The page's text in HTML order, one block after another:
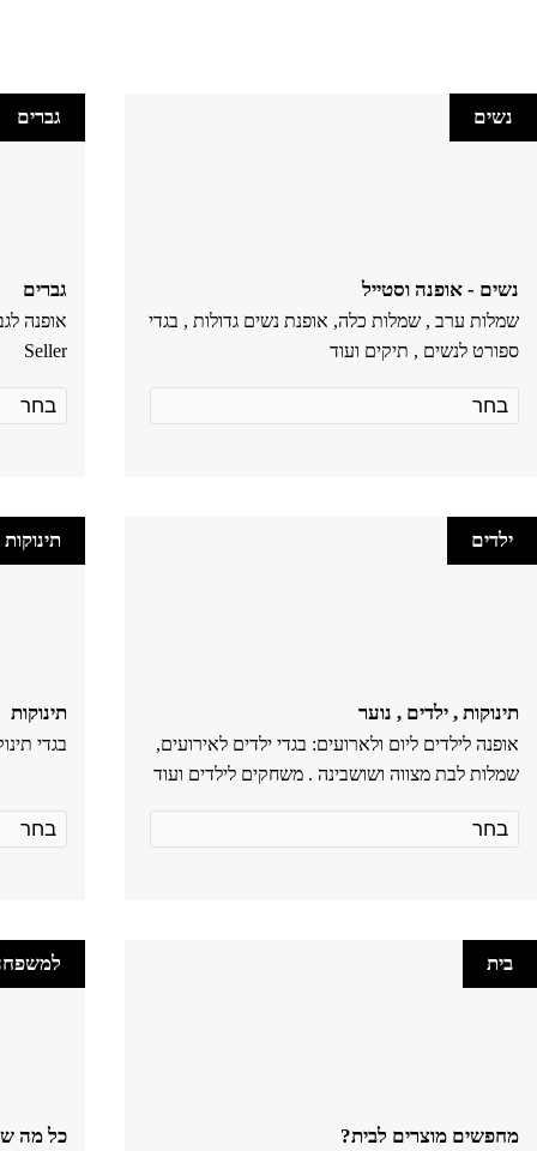
נשים
נשים - אופנה וסטייל
שמלות ערב , שמלות כלה, אופנת נשים גדולות , בגדי
ספורט לנשים , תיקים ועוד
גברים
גברים
Seller
ילדים
תינוקות , ילדים , נוער
אופנה לילדים ליום ולארועים: בגדי ילדים לאירועים,
שמלות לבת מצווה ושושבינה . משחקים לילדים ועוד
תינוקות
תינוקות
בגדי
בית
מחפשים מוצרים לבית? כל מה